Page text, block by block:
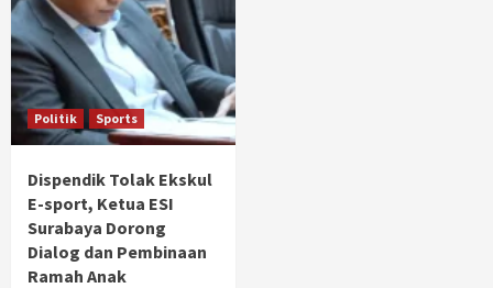
Politik Sports
Dispendik Tolak Ekskul
E-sport, Ketua ESI
Surabaya Dorong
Dialog dan Pembinaan
Ramah Anak